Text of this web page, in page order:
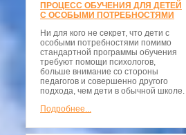
ПРОЦЕСС ОБУЧЕНИЯ ДЛЯ ДЕТЕЙ
С ОСОБЫМИ ПОТРЕБНОСТЯМИ
Ни для кого не секрет, что дети с
особыми потребностями помимо
стандартной программы обучения
требуют помощи психологов,
больше внимание со стороны
педагогов и совершенно другого
подхода, чем дети в обычной школе.
Подробнее...